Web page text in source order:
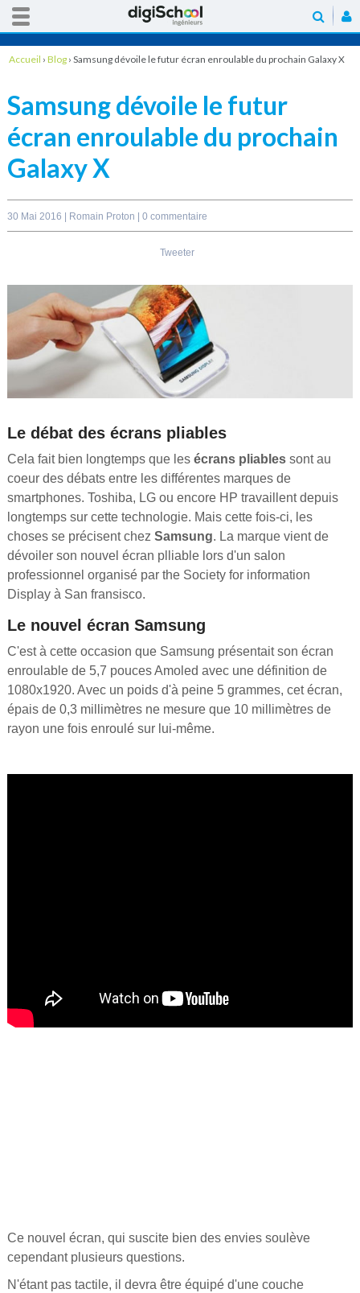
Accueil › Blog › Samsung dévoile le futur écran enroulable du prochain Galaxy X
Samsung dévoile le futur
écran enroulable du prochain
Galaxy X
30 Mai 2016 | Romain Proton 0 commentaire
Tweeter
Le débat des écrans pliables
Cela fait bien longtemps que les écrans pliablessont au
coeur des débats entre les différentes marques de
smartphones. Toshiba, LG ou encore HP travaillent depuis
longtemps sur cette technologie. Mais cette fois-ci, les
choses se précisent chez Samsung. La marque vient de
dévoiler son nouvel écran plliable lors d'un salon
professionnel organisé par the Society for information
Display à San fransisco.
Le nouvel écran Samsung
C'est à cette occasion que Samsung présentait son écran
enroulable de 5,7 pouces Amoled avec une définition de
1080x1920. Avec un poids d'à peine 5 grammes, cet écran,
épais de 0,3 millimètres ne mesure que 10 millimètres de
rayon une fois enroulé sur lui-même.
Ce nouvel écran, qui suscite bien des envies soulève
cependant plusieurs questions.
N'étant pas tactile, il devra être équipé d'une couche